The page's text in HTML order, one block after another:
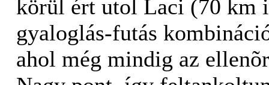
körül ért utol Laci (70 km
gyaloglás-futás
ahol még mindig az